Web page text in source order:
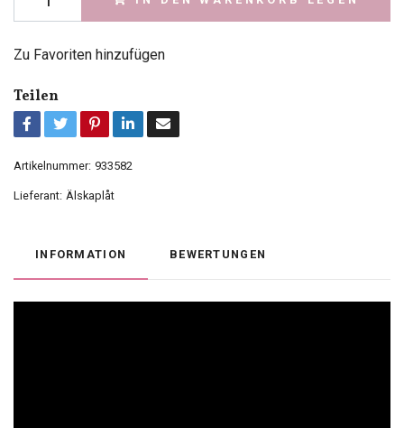
Zu Favoriten hinzufügen
Teilen
Artikelnummer: 933582
Lieferant: Älskaplåt
INFORMATION BEWERTUNGEN